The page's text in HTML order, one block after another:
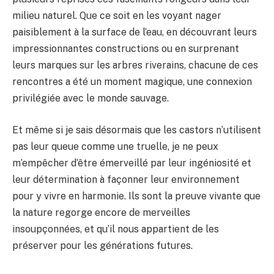
milieu naturel. Que ce soit en les voyant nager
paisiblement à la surface de l’eau, en découvrant leurs
impressionnantes constructions ou en surprenant
leurs marques sur les arbres riverains, chacune de ces
rencontres a été un moment magique, une connexion
privilégiée avec le monde sauvage.
Et même si je sais désormais que les castors n’utilisent
pas leur queue comme une truelle, je ne peux
m’empêcher d’être émerveillé par leur ingéniosité et
leur détermination à façonner leur environnement
pour y vivre en harmonie. Ils sont la preuve vivante que
la nature regorge encore de merveilles
insoupçonnées, et qu’il nous appartient de les
préserver pour les générations futures.